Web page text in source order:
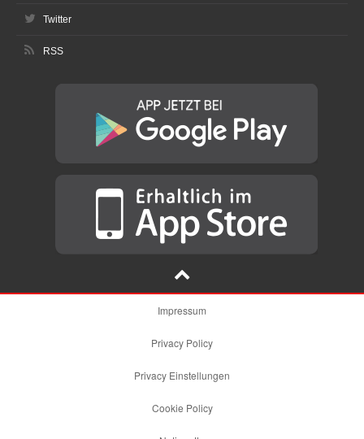
Twitter
RSS
Impressum
Privacy Policy
Privacy Einstellungen
Cookie Policy